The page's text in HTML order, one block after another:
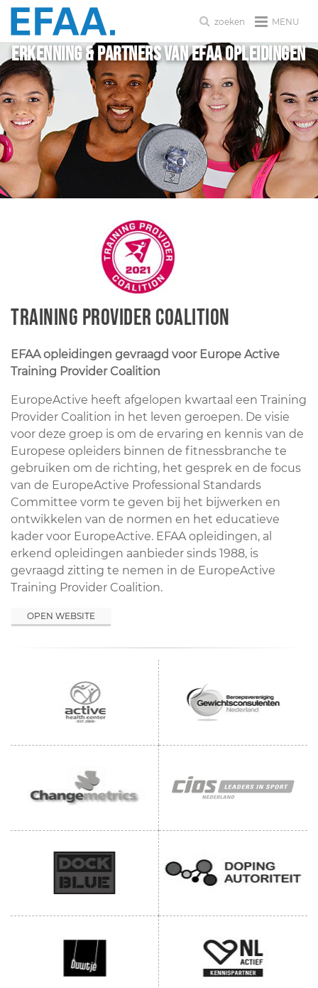
MENU
zoeken
Erkenning & Partners van EFAA Opleidingen
Training Provider Coalition
EFAA opleidingen gevraagd voor Europe Active
Training Provider Coalition
EuropeActive heeft afgelopen kwartaal een Training
Provider Coalition in het leven geroepen. De visie
voor deze groep is om de ervaring en kennis van de
Europese opleiders binnen de fitnessbranche te
gebruiken om de richting, het gesprek en de focus
van de EuropeActive Professional Standards
Committee vorm te geven bij het bijwerken en
ontwikkelen van de normen en het educatieve
kader voor EuropeActive. EFAA opleidingen, al
erkend opleidingen aanbieder sinds 1988, is
gevraagd zitting te nemen in de EuropeActive
Training Provider Coalition.
OPEN WEBSITE